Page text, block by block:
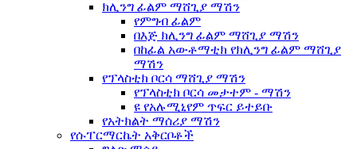
ክሊንግ ፊልም ማሸጊያ ማሽን
የምግብ ፊልም
በእጅ ክሊንግ ፊልም ማሸጊያ ማሽን
በከፊል አውቶማቲክ የክሊንግ ፊልም ማሸጊያ
ማሽን
የፕላስቲክ ቦርሳ ማሸጊያ ማሽን
የፕላስቲክ ቦርሳ መታተም - ማሽን
ዩ የአሉሚኒየም ጥፍር ይተይቡ
የአትክልት ማሰሪያ ማሽን
የሱፐርማርኬት አቅርቦቶች